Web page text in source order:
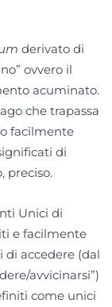
derivato di
ovvero il
acuminato.
che trapassa
facilmente
di
preciso.
Unici di
e facilmente
accedere (dal
avvicinarsi”)
come unici